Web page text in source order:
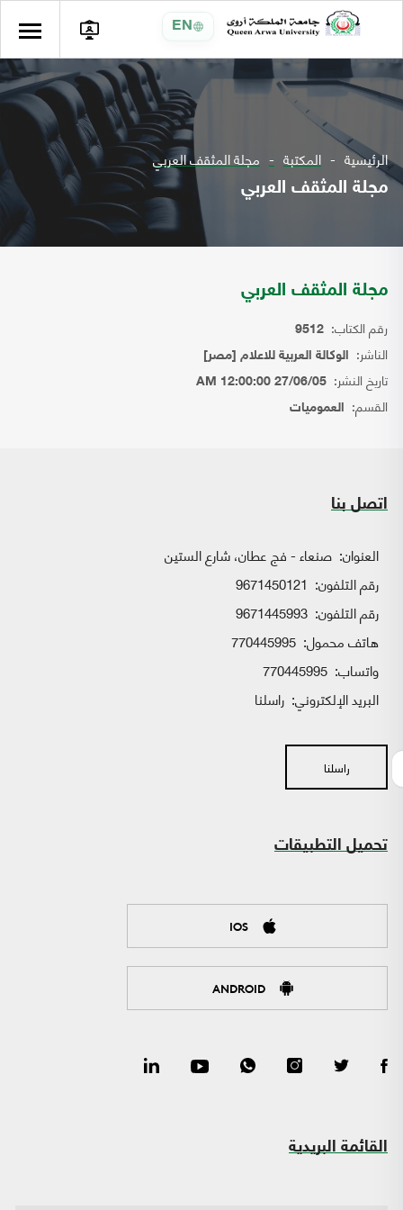
EN
الرئيسية المكتبة مجلة المثقف العربي
مجلة المثقف العربي
مجلة المثقف العربي
رقم الكتاب: 9512
الناشر: الوكالة العربية للاعلام [مصر]
تاريخ النشر: 27/06/05 12:00:00 AM
القسم: العموميات
اتصل بنا
العنوان: صنعاء - فج عطان، شارع الستين
رقم التلفون: 9671450121
رقم التلفون: 9671445993
هاتف محمول: 770445995
واتساب:
البريد الإلكتروني: راسلنا
راسلنا
تحميل التطبيقات
IOS
ANDROID
القائمة البريدية